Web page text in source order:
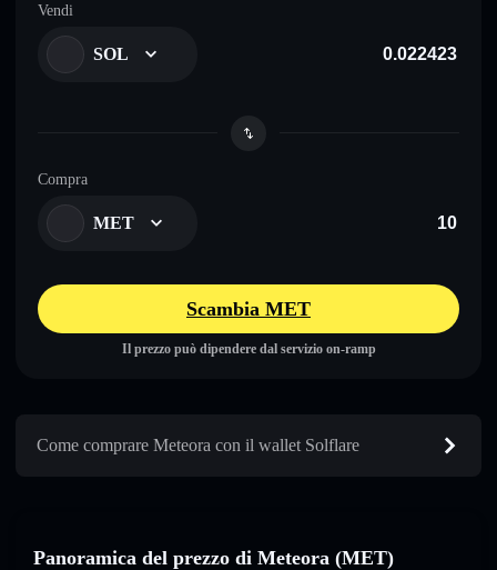
Vendi
SOL
Compra
MET
Scambia MET
Il prezzo può dipendere dal servizio on-ramp
Come comprare Meteora con il wallet Solflare
Panoramica del prezzo di Meteora (MET)